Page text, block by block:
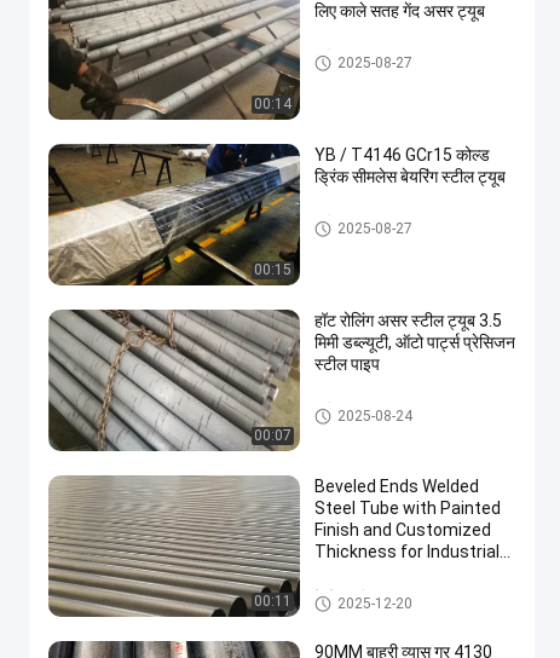
00:14
लिए काले सतह गेंद असर ट्यूब
स्टील ट्यूब असर
2025-08-27
00:15
YB / T4146 GCr15 कोल्ड
ड्रिंक सीमलेस बेयरिंग स्टील ट्यूब
स्टील ट्यूब असर
2025-08-27
00:07
हॉट रोलिंग असर स्टील ट्यूब 3.5
मिमी डब्ल्यूटी, ऑटो पार्ट्स प्रेसिजन
स्टील पाइप
स्टील ट्यूब असर
2025-08-24
00:11
Beveled Ends Welded
Steel Tube with Painted
Finish and Customized
Thickness for Industrial
वेल्डेड स्टील ट्यूब
2025-12-20
90MM बाहरी व्यास ग्र 4130